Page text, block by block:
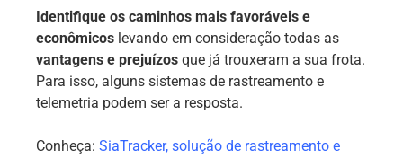
Identifique os caminhos mais favoráveis e
econômicos levando em consideração todas as
vantagens e prejuízos que já trouxeram a sua frota.
Para isso, alguns sistemas de rastreamento e
telemetria podem ser a resposta.
Conheça: SiaTracker, solução de rastreamento e